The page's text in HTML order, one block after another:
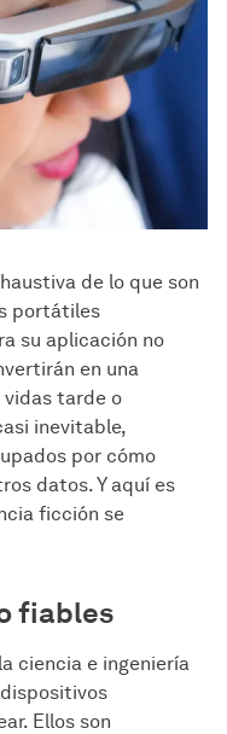
de lo que son
portátiles
su aplicación no
en una
tarde o
inevitable,
por cómo
datos. Y aquí es
ficción se
fiables
ciencia e ingeniería
Ellos son